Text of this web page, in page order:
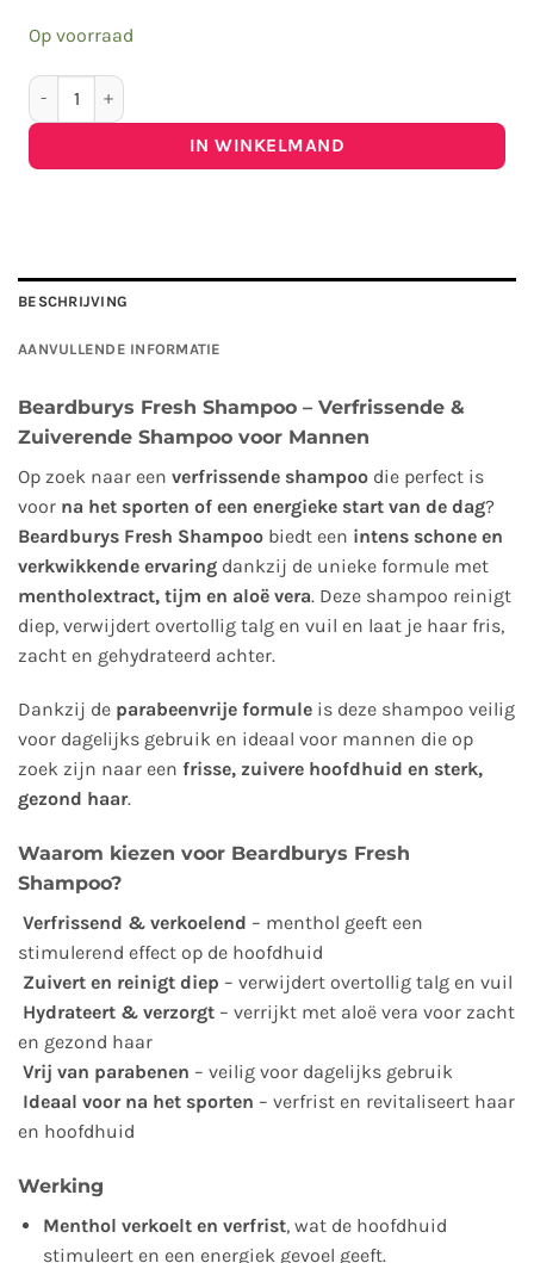
Op voorraad
Beardburys Fresh Shampoo 330ml aantal
IN WINKELMAND
BESCHRIJVING
AANVULLENDE INFORMATIE
Beardburys Fresh Shampoo – Verfrissende &
Zuiverende Shampoo voor Mannen
Op zoek naar een verfrissende shampoo die perfect is
voor na het sporten of een energieke start van de dag?
Beardburys Fresh Shampoo biedt een intens schone en
verkwikkende ervaring dankzij de unieke formule met
mentholextract, tijm en aloë vera. Deze shampoo reinigt
diep, verwijdert overtollig talg en vuil en laat je haar fris,
zacht en gehydrateerd achter.
Dankzij de parabeenvrije formule is deze shampoo veilig
voor dagelijks gebruik en ideaal voor mannen die op
zoek zijn naar een frisse, zuivere hoofdhuid en sterk,
gezond haar.
Waarom kiezen voor Beardburys Fresh
Shampoo?
Verfrissend & verkoelend – menthol geeft een
stimulerend effect op de hoofdhuid
Zuivert en reinigt diep – verwijdert overtollig talg en vuil
Hydrateert & verzorgt – verrijkt met aloë vera voor zacht
en gezond haar
Vrij van parabenen – veilig voor dagelijks gebruik
Ideaal voor na het sporten – verfrist en revitaliseert haar
en hoofdhuid
Werking
Menthol verkoelt en verfrist, wat de hoofdhuid
stimuleert en een energiek gevoel geeft.